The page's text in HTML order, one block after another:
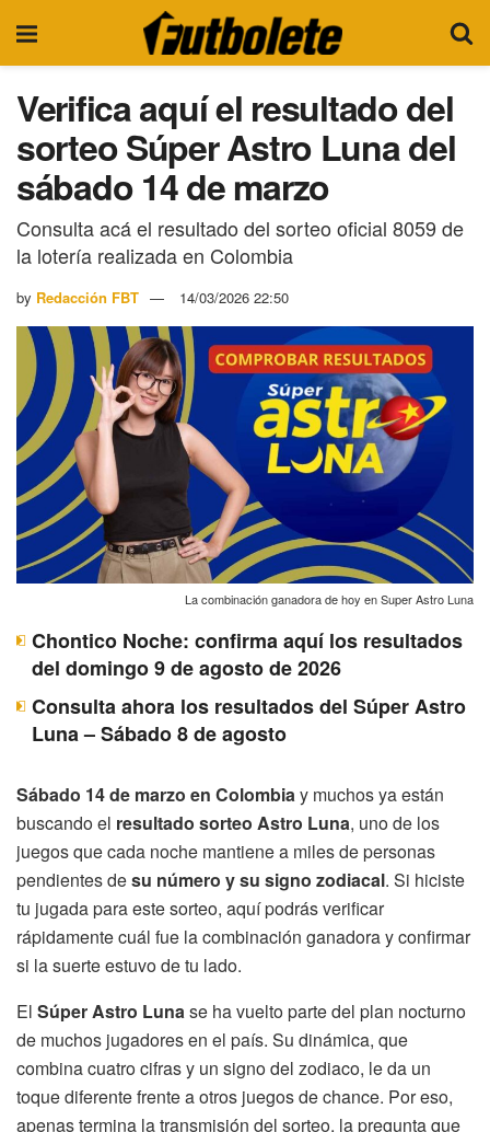
Verifica aquí el resultado del
sorteo Súper Astro Luna del
sábado 14 de marzo
Consulta acá el resultado del sorteo oficial 8059 de
la lotería realizada en Colombia
by Redacción FBT 14/03/2026 22:50
La combinación ganadora de hoy en Super Astro Luna
Chontico Noche: confirma aquí los resultados
del domingo 9 de agosto de 2026
Consulta ahora los resultados del Súper Astro
Luna – Sábado 8 de agosto
Sábado 14 de marzo en Colombiay muchos ya están
buscando el resultado sorteo Astro Luna, uno de los
juegos que cada noche mantiene a miles de personas
pendientes desu número y su signo zodiacal. Si hiciste
tu jugada para este sorteo, aquí podrás verificar
rápidamente cuál fue la combinación ganadora y confirmar
si la suerte estuvo de tu lado.
El Súper Astro Lunase ha vuelto parte del plan nocturno
de muchos jugadores en el país. Su dinámica, que
combina cuatro cifras y un signo del zodiaco, le da un
toque diferente frente a otros juegos de chance. Por eso,
apenas termina la transmisión del sorteo, la pregunta que